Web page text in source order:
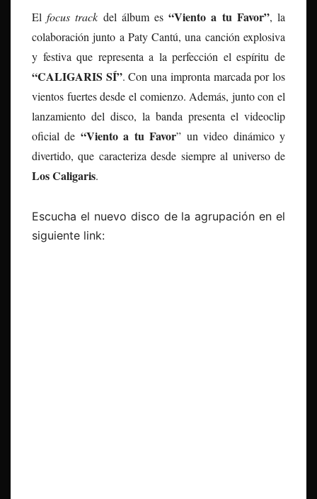
Elfocus track del álbum es“Viento a tu Favor”, la
colaboración junto a Paty Cantú, una canción explosiva
y festiva que representa a la perfección el espíritu de
“CALIGARIS SÍ”. Con una impronta marcada por los
vientos fuertes desde el comienzo. Además, junto con el
lanzamiento del disco, la banda presenta el videoclip
oficial de “Viento a tu Favor” un video dinámico y
divertido, que caracteriza desde siempre al universo de
Los Caligaris.
Escucha el nuevo disco de la agrupación en el
siguiente link: